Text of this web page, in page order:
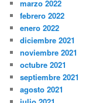
marzo 2022
febrero 2022
enero 2022
diciembre 2021
noviembre 2021
octubre 2021
septiembre 2021
agosto 2021